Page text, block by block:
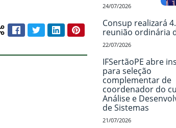
conteúdo:
FacebookTwitterLinkedInPinterest
24/07/2026
Consup realizará
reunião ordinária
22/07/2026
IFSertãoPE abre
para seleção
complementar de
coordenador do
Análise e
de Sistemas
21/07/2026